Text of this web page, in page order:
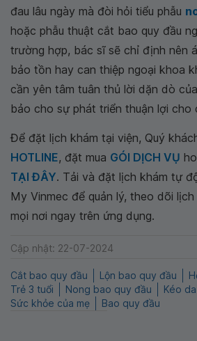
đau lâu ngày mà đòi hỏi tiểu phẫu
hoặc phẫu thuật cắt bao quy đầu
trường hợp, bác sĩ sẽ chỉ định nên
bảo tồn hay can thiệp ngoại khoa
cần yên tâm tuân thủ lời dặn dò
bảo cho sự phát triển thuận lợi cho
Để đặt lịch khám tại viện, Quý
HOTLINE, đặt mua GÓI DỊCH VỤ
TẠI ĐÂY. Tải và đặt lịch khám tự
My Vinmec để quản lý, theo dõi
mọi nơi ngay trên ứng dụng.
Cập nhật: 22-07-2024
Cắt bao quy đầu Lộn bao quy đầu
Trẻ 3 tuổi
Nong bao quy đầu
Kéo
Sức khỏe của mẹ
Bao quy đầu